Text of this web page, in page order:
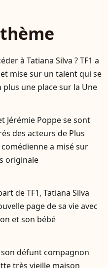
à Tatiana Silva ? TF1 a
mise sur un talent qui se
une place sur la Une
Jérémie Poppe se sont
des acteurs de Plus
comédienne a misé sur
originale
de TF1, Tatiana Silva
page de sa vie avec
et son bébé
défunt compagnon
très vieille maison